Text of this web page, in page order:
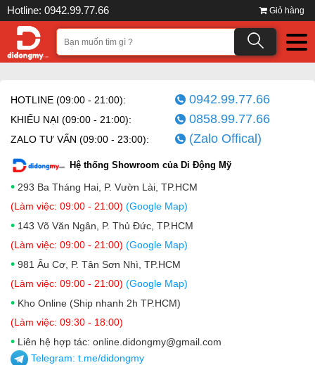
Hotline: 0942.99.77.66 Giỏ hàng
HOTLINE (09:00 - 21:00): 0942.99.77.66
KHIẾU NẠI (09:00 - 21:00): 0858.99.77.66
ZALO TƯ VẤN (09:00 - 23:00): (Zalo Offical)
Hệ thống Showroom của Di Động Mỹ
• 293 Ba Tháng Hai, P. Vườn Lài, TP.HCM
(Làm việc: 09:00 - 21:00) (Google Map)
• 143 Võ Văn Ngân, P. Thủ Đức, TP.HCM
(Làm việc: 09:00 - 21:00) (Google Map)
• 981 Âu Cơ, P. Tân Sơn Nhì, TP.HCM
(Làm việc: 09:00 - 21:00) (Google Map)
• Kho Online (Ship nhanh 2h TP.HCM)
(Làm việc: 09:30 - 18:00)
• Liên hệ hợp tác: online.didongmy@gmail.com
Telegram: t.me/didongmy